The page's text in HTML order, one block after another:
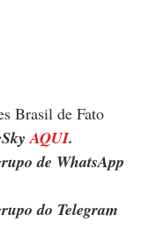
Brasil de Fato
AQUI.
de WhatsApp
do Telegram